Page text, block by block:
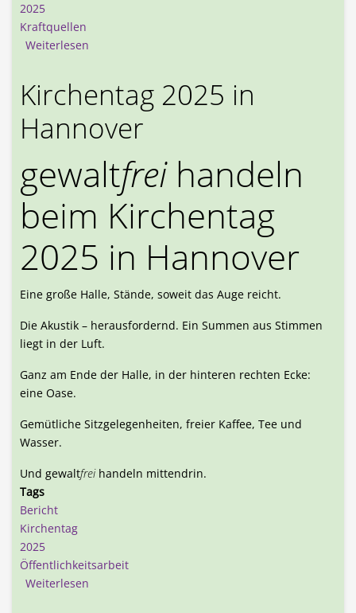
2025
Kraftquellen
Weiterlesen
Kirchentag 2025 in
Hannover
gewaltfreihandeln
beim Kirchentag
2025 in Hannover
Eine große Halle, Stände, soweit das Auge reicht.
Die Akustik – herausfordernd. Ein Summen aus Stimmen
liegt in der Luft.
Ganz am Ende der Halle, in der hinteren rechten Ecke:
eine Oase.
Gemütliche Sitzgelegenheiten, freier Kaffee, Tee und
Wasser.
Und gewaltfreihandeln mittendrin.
Tags
Bericht
Kirchentag
2025
Öffentlichkeitsarbeit
Weiterlesen